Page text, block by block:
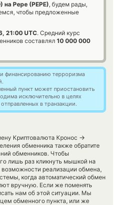
на Pepe (PEPE), будем рады,
чтобы предложенные
21:00 UTC. Средний курс
составлял10 000 000
финансированию терроризма
пункт может приостановить
исключительно в целях
в транзакции.
Криптовалюта Кронос →
обменника также обратите
обменников. Чтобы
лишь раз кликнуть мышкой на
реализации обмена,
когда автоматический обмен
вручную. Если же поменять
нам об этой ситуации. Мы
обменного пункта, или же